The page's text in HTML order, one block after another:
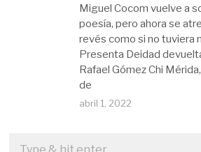
Miguel Cocom vuelve a
poesía, pero ahora se
revés como si no tuviera
Presenta Deidad
Rafael Gómez Chi
de
abril 1, 2022